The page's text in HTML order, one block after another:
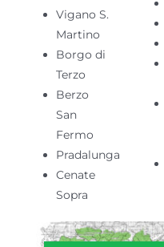
Vigano S.
Martino
Borgo di
Terzo
Berzo
San
Fermo
Pradalunga
Cenate
Sopra